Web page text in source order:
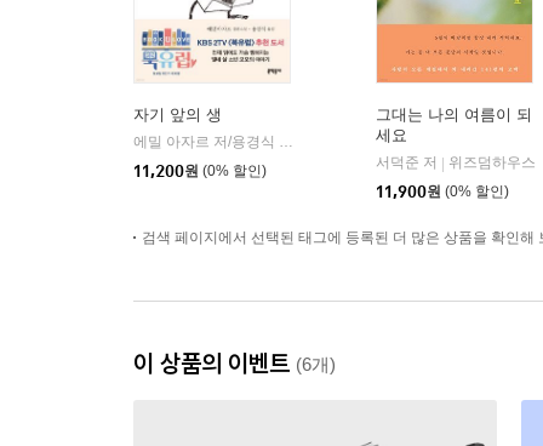
자기 앞의 생
11,200원 (0% 할인)
그대는 나의 여름이 되
세요
서덕준 저 | 위즈덤하우스
11,900원 (0% 할인)
검색 페이지에서 선택된 태그에 등록된 더 많은 상품을 확인해
이 상품의 이벤트 (6개)